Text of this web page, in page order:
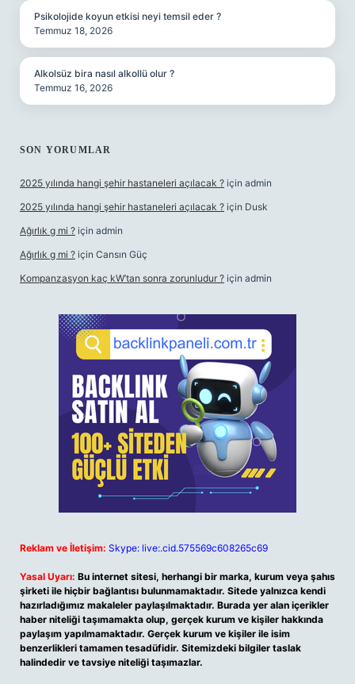
Psikolojide koyun etkisi neyi temsil eder ?
Temmuz 18, 2026
Alkolsüz bira nasıl alkollü olur ?
Temmuz 16, 2026
SON YORUMLAR
2025 yılında hangi şehir hastaneleri açılacak ? için admin
2025 yılında hangi şehir hastaneleri açılacak ? için Dusk
Ağırlık g mi ? için admin
Ağırlık g mi ? için Cansın Güç
Kompanzasyon kaç kW’tan sonra zorunludur ? için admin
Reklam ve İletişim: Skype: live:.cid.575569c608265c69
Yasal Uyarı: Bu internet sitesi, herhangi bir marka, kurum veya şahıs
şirketi ile hiçbir bağlantısı bulunmamaktadır. Sitede yalnızca kendi
hazırladığımız makaleler paylaşılmaktadır. Burada yer alan içerikler
haber niteliği taşımamakta olup, gerçek kurum ve kişiler hakkında
paylaşım yapılmamaktadır. Gerçek kurum ve kişiler ile isim
benzerlikleri tamamen tesadüfidir. Sitemizdeki bilgiler taslak
halindedir ve tavsiye niteliği taşımazlar.